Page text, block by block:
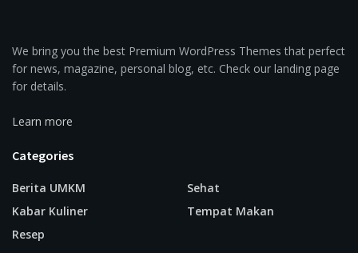
We bring you the best Premium WordPress Themes that perfect
for news, magazine, personal blog, etc. Check our landing page
for details.
Learn more
Categories
Berita UMKM
Kabar Kuliner
Resep
Sehat
Tempat Makan